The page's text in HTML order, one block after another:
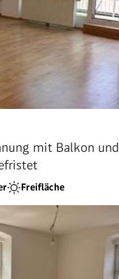
mit Balkon und
Freifläche